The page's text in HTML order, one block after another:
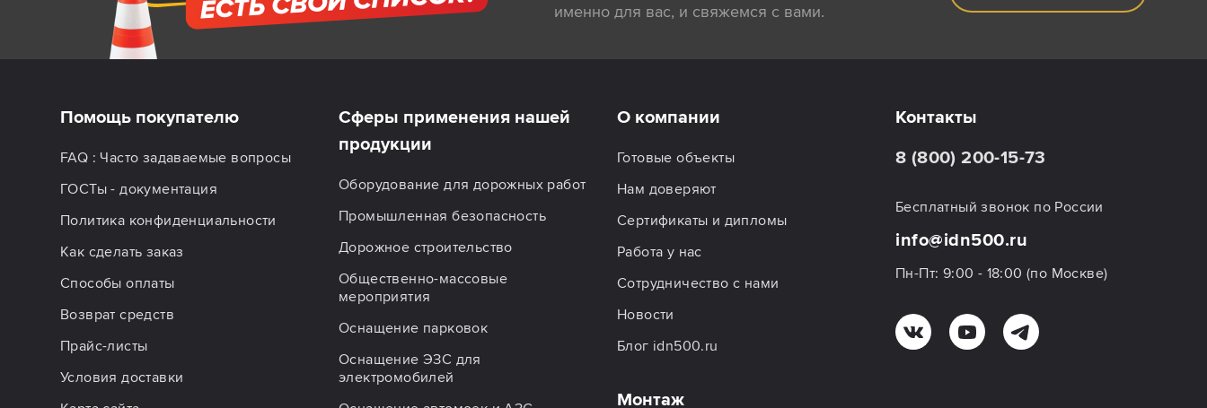
именно для вас, и свяжемся с вами.
Помощь покупателю
FAQ : Часто задаваемые вопросы
ГОСТы - документация
Политика конфиденциальности
Как сделать заказ
Способы оплаты
Возврат средств
Прайс-листы
Условия доставки
Сферы применения нашей
продукции
Оборудование для дорожных работ
Промышленная безопасность
Дорожное строительство
Общественно-массовые
мероприятия
Оснащение парковок
Оснащение ЭЗС для
электромобилей
О компании
Готовые объекты
Нам доверяют
Сертификаты и дипломы
Работа у нас
Сотрудничество с нами
Новости
Блог idn500.ru
Монтаж
Контакты
8 (800) 200-15-73
Бесплатный звонок по России
info@idn500.ru
Пн-Пт: 9:00 - 18:00 (по Москве)